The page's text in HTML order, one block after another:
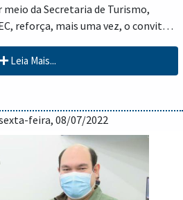
meio da Secretaria de Turismo,
reforça, mais uma vez, o convite
de Caxias, das 16h às 21h. Haverá
Leia Mais...
feira, 08/07/2022